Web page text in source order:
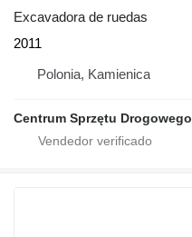
Excavadora de ruedas
2011
Polonia, Kamienica
Centrum Sprzętu Drogowego